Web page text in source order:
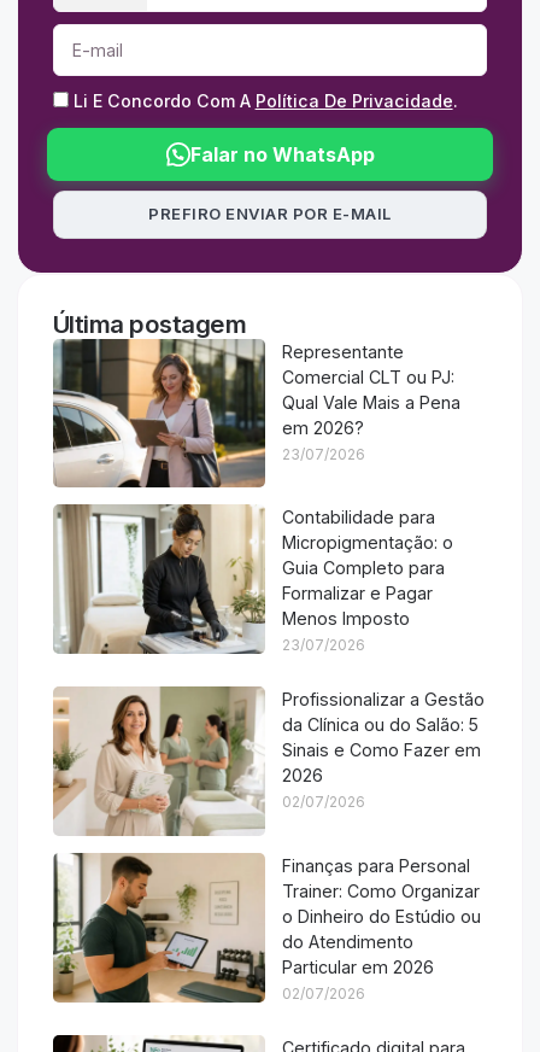
Li E Concordo Com A Política De Privacidade.
Falar no WhatsApp
PREFIRO ENVIAR POR E-MAIL
Última postagem
Representante
Comercial CLT ou PJ:
Qual Vale Mais a Pena
em 2026?
23/07/2026
Contabilidade para
Micropigmentação: o
Guia Completo para
Formalizar e Pagar
Menos Imposto
23/07/2026
Profissionalizar a Gestão
da Clínica ou do Salão: 5
Sinais e Como Fazer em
2026
02/07/2026
Finanças para Personal
Trainer: Como Organizar
o Dinheiro do Estúdio ou
do Atendimento
Particular em 2026
02/07/2026